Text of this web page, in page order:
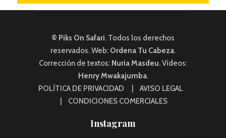
© Piks On Safari. Todos los derechos
reservados. Web: Ordena Tu Cabeza.
Corrección de textos: Nuria Masdeu. Vídeos:
Henry Mwakajumba.
POLÍTICA DE PRIVACIDAD |AVISO LEGAL
CONDICIONES COMERCIALES
Instagram